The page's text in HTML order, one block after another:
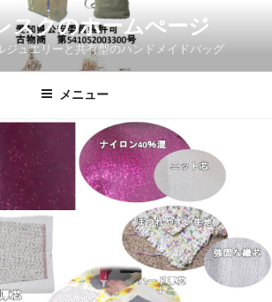
スクのホームぺージ
ジュエリーと共有型のハンドメイドバッグ
メニュー